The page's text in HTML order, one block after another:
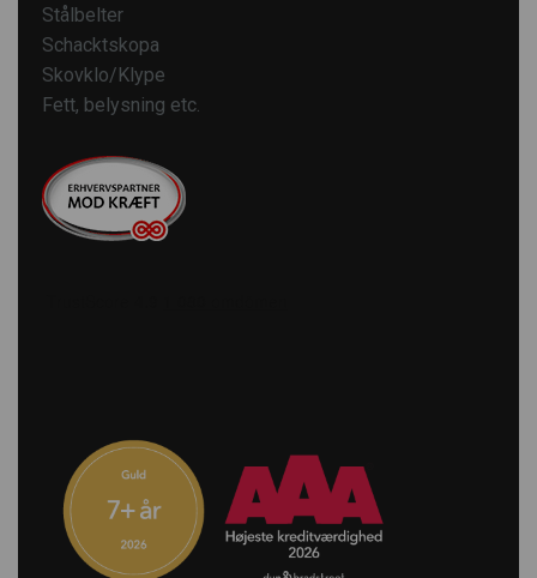
Stålbelter
Schacktskopa
Skovklo/Klype
Fett, belysning etc.